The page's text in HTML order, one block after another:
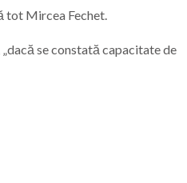
tot Mircea Fechet.
se constată capacitate de